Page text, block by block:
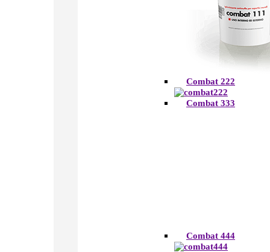
Combat 222
Combat 333
Combat 444